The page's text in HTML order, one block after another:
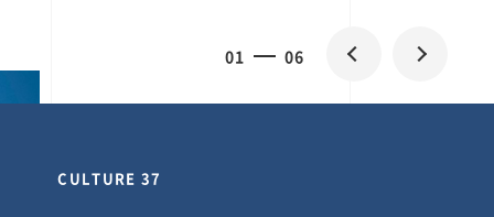
0 06
CULTURE 30